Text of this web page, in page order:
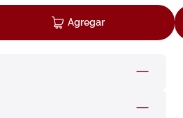
Agregar